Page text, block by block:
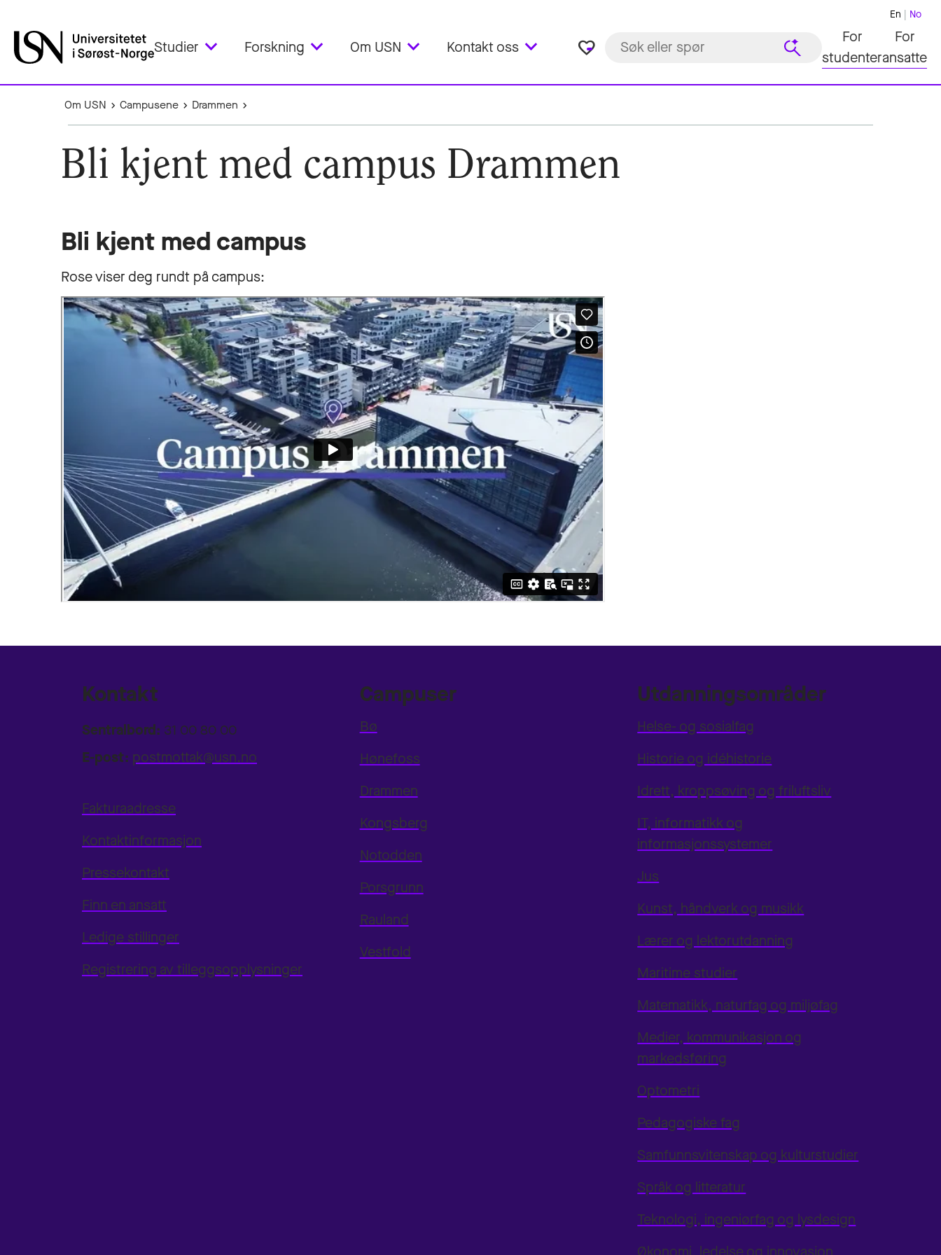
Studier Forskning Om USN Kontakt oss favorite_border
En No
For
studenter
For
ansatte
Om USN Campusene Drammen
Bli kjent med campus Drammen
Bli kjent med campus
Rose viser deg rundt på campus:
Kontakt
Sentralbord: 31 00 80 00
E-post: postmottak@usn.no
Fakturaadresse
Kontaktinformasjon
Pressekontakt
Finn en ansatt
Ledige stillinger
Registrering av tilleggsopplysninger
Campuser
Bø
Hønefoss
Drammen
Kongsberg
Notodden
Porsgrunn
Rauland
Vestfold
Utdanningsområder
Helse- og sosialfag
Historie og idéhistorie
Idrett, kroppsøving og friluftsliv
IT, informatikk og
informasjonssystemer
Jus
Kunst, håndverk og musikk
Lærer og lektorutdanning
Maritime studier
Matematikk, naturfag og miljøfag
Medier, kommunikasjon og
markedsføring
Optometri
Pedagogiske fag
Samfunnsvitenskap og kulturstudier
Språk og litteratur
Teknologi, ingeniørfag og lysdesign